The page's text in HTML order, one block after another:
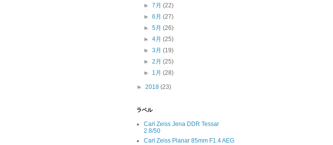
►7月(22)
►6月(27)
►5月(26)
►4月(25)
►3月(19)
►2月(25)
► 1月(28)
► 2018 (23)
ラベル
Carl Zeiss Jena DDR Tessar
2.8/50
Carl Zeiss Planar 85mm F1.4 AEG